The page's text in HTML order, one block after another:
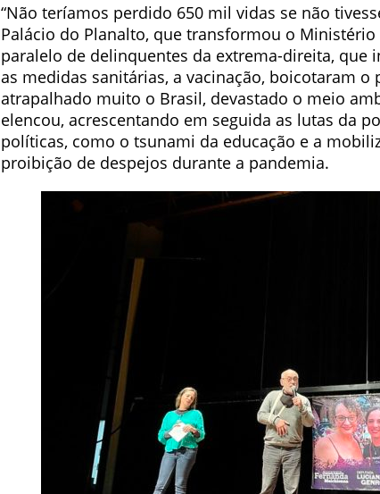
“Não teríamos perdido 650 mil vidas se não
Palácio do Planalto, que transformou o
paralelo de delinquentes da extrema-direita, que
as medidas sanitárias, a vacinação, boicotaram o
atrapalhado muito o Brasil, devastado o meio
elencou, acrescentando em seguida as lutas da
políticas, como o tsunami da educação e a
proibição de despejos durante a pandemia.